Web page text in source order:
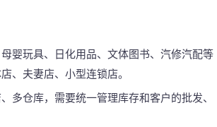
婴玩具、日化用品、文体图书、汽修汽配等
、夫妻店、小型连锁店。
多仓库，需要统一管理库存和客户的批发、